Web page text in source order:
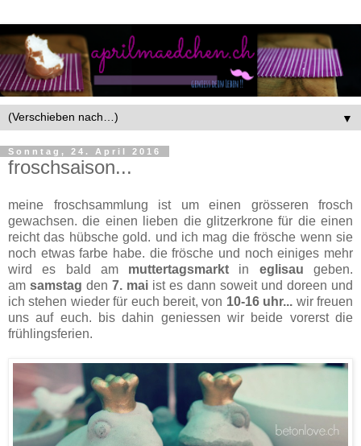
▼
Sonntag, 24. April 2016
froschsaison...
meine froschsammlung ist um einen grösseren frosch
gewachsen. die einen lieben die glitzerkrone für die einen
reicht das hübsche gold. und ich mag die frösche wenn sie
noch etwas farbe habe. die frösche und noch einiges mehr
wird es bald am muttertagsmarkt in eglisaugeben.
am samstag den 7. mai ist es dann soweit und doreen und
ich stehen wieder für euch bereit, von 10-16 uhr... wir freuen
uns auf euch. bis dahin geniessen wir beide vorerst die
frühlingsferien.